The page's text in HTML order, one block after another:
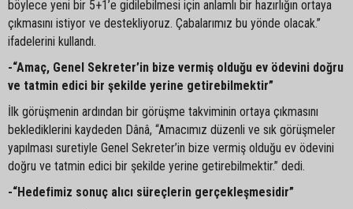
böylece yeni bir 5+1’e gidilebilmesi için anlamlı bir hazırlığın ortaya
çıkmasını istiyor ve destekliyoruz. Çabalarımız bu yönde olacak.”
ifadelerini kullandı.
-“Amaç, Genel Sekreter’in bize vermiş olduğu ev ödevini doğru
ve tatmin edici bir şekilde yerine getirebilmektir”
İlk görüşmenin ardından bir görüşme takviminin ortaya çıkmasını
beklediklerini kaydeden Dânâ, “Amacımız düzenli ve sık görüşmeler
yapılması suretiyle Genel Sekreter’in bize vermiş olduğu ev ödevini
doğru ve tatmin edici bir şekilde yerine getirebilmektir.” dedi.
-“Hedefimiz sonuç alıcı süreçlerin gerçekleşmesidir”